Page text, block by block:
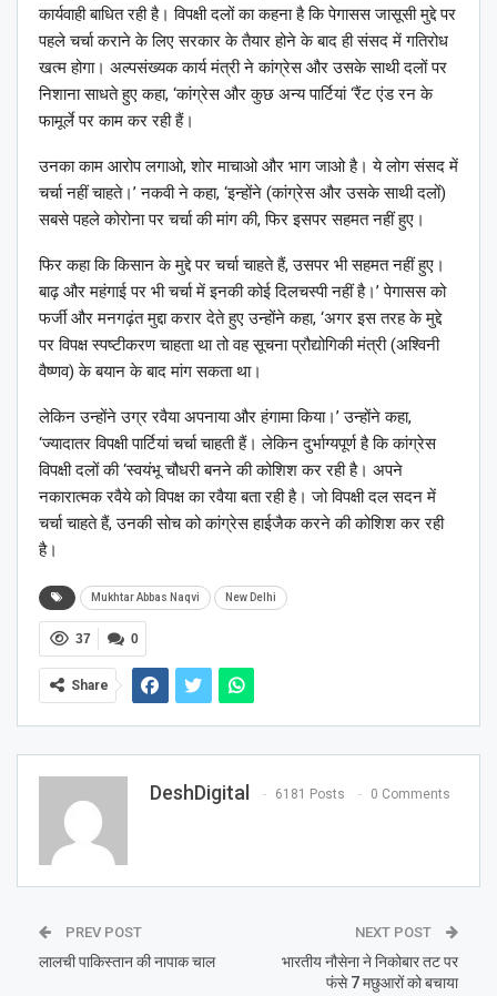
कार्यवाही बाधित रही है। विपक्षी दलों का कहना है कि पेगासस जासूसी मुद्दे पर
पहले चर्चा कराने के लिए सरकार के तैयार होने के बाद ही संसद में गतिरोध
खत्म होगा। अल्पसंख्यक कार्य मंत्री ने कांग्रेस और उसके साथी दलों पर
निशाना साधते हुए कहा, ‘कांग्रेस और कुछ अन्य पार्टियां ‘रैंट एंड रन के
फामूर्ले पर काम कर रही हैं।
उनका काम आरोप लगाओ, शोर माचाओ और भाग जाओ है। ये लोग संसद में
चर्चा नहीं चाहते।’ नकवी ने कहा, ‘इन्होंने (कांग्रेस और उसके साथी दलों)
सबसे पहले कोरोना पर चर्चा की मांग की, फिर इसपर सहमत नहीं हुए।
फिर कहा कि किसान के मुद्दे पर चर्चा चाहते हैं, उसपर भी सहमत नहीं हुए।
बाढ़ और महंगाई पर भी चर्चा में इनकी कोई दिलचस्पी नहीं है।’ पेगासस को
फर्जी और मनगढ़ंत मुद्दा करार देते हुए उन्होंने कहा, ‘अगर इस तरह के मुद्दे
पर विपक्ष स्पष्टीकरण चाहता था तो वह सूचना प्रौद्योगिकी मंत्री (अश्विनी
वैष्णव) के बयान के बाद मांग सकता था।
लेकिन उन्होंने उग्र रवैया अपनाया और हंगामा किया।’ उन्होंने कहा,
‘ज्यादातर विपक्षी पार्टियां चर्चा चाहती हैं। लेकिन दुर्भाग्यपूर्ण है कि कांग्रेस
विपक्षी दलों की ‘स्वयंभू चौधरी बनने की कोशिश कर रही है। अपने
नकारात्मक रवैये को विपक्ष का रवैया बता रही है। जो विपक्षी दल सदन में
चर्चा चाहते हैं, उनकी सोच को कांग्रेस हाईजैक करने की कोशिश कर रही
है।
Mukhtar Abbas Naqvi New Delhi
0
37
Share
DeshDigital 6181 Posts 0 Comments
PREV POST
लालची पाकिस्तान की नापाक चाल
NEXT POST
भारतीय नौसेना ने निकोबार तट पर
फंसे 7 मछुआरों को बचाया